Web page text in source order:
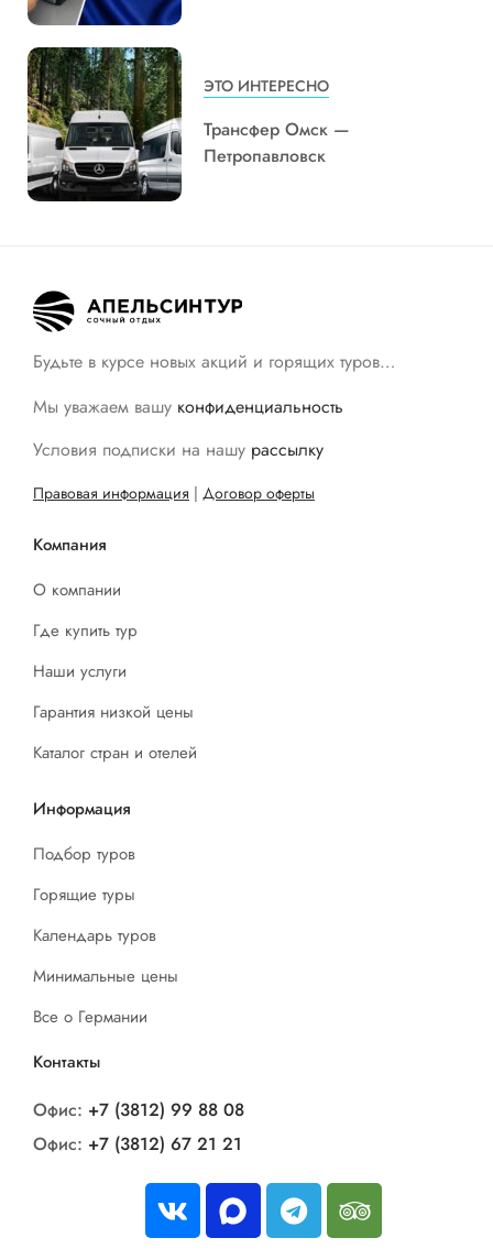
ЭТО ИНТЕРЕСНО
Трансфер Омск —
Петропавловск
Будьте в курсе новых акций и горящих туров…
Мы уважаем вашу конфиденциальность
Условия подписки на нашу рассылку
Правовая информация | Договор оферты
Компания
О компании
Где купить тур
Наши услуги
Гарантия низкой цены
Каталог стран и отелей
Информация
Подбор туров
Горящие туры
Календарь туров
Минимальные цены
Все о Германии
Контакты
Офис: +7 (3812) 99 88 08
Офис: +7 (3812) 67 21 21